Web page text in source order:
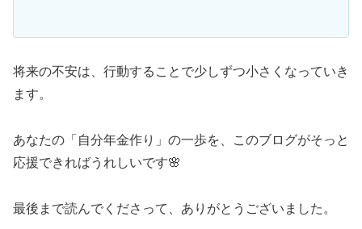
将来の不安は、行動することで少しずつ小さくなっていき
ます。
あなたの「自分年金作り」の一歩を、このブログがそっと
応援できればうれしいです🌸
最後まで読んでくださって、ありがとうございました。